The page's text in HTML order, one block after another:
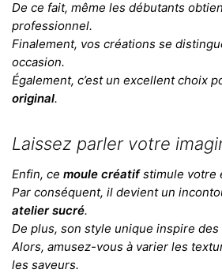
De ce fait, même les débutants
professionnel.
Finalement, vos créations se
occasion.
Également, c’est un excellent choix
original.
Laissez parler votre
Enfin, ce moule créatifstimule votre
Par conséquent, il devient un
atelier sucré.
De plus, son style unique inspire
Alors, amusez-vous à varier les
les saveurs.